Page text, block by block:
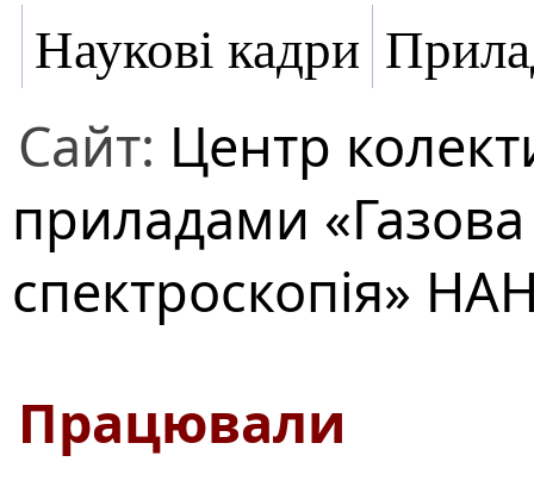
Наукові кадри
Сайт: Центр
приладами
спектроскопія»
Працювали